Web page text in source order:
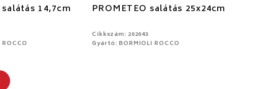
salátás 14,7cm PROMETEO salátás 25x24cm
Cikkszám: 202043
Gyártó: BORMIOLI ROCCO